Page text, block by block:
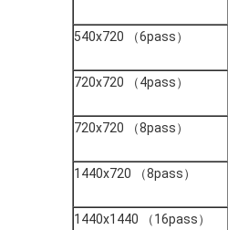
540x720 （6pass）
720x720 （4pass）
720x720 （8pass）
1440x720 （8pass）
1440x1440 （16pass）